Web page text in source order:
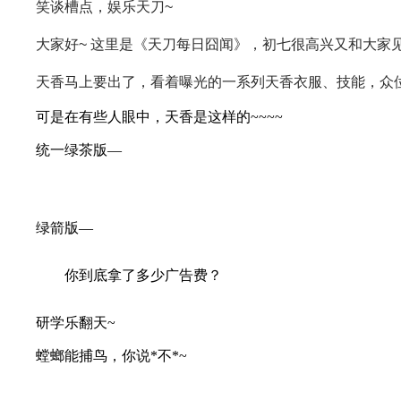
笑谈槽点，娱乐天刀~
大家好~ 这里是《天刀每日囧闻》，初七很高兴又和大家
天香马上要出了，看着曝光的一系列天香衣服、技能，
可是在有些人眼中，天香是这样的~~~~
统一绿茶版—
绿箭版—
你到底拿了多少广告费？
研学乐翻天~
螳螂能捕鸟，你说*不*~